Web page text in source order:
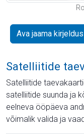
Ava jaama
Satelliitide
Satelliitide
satelliitide suunda ja
eelneva ööpäeva
võimalik valida ja